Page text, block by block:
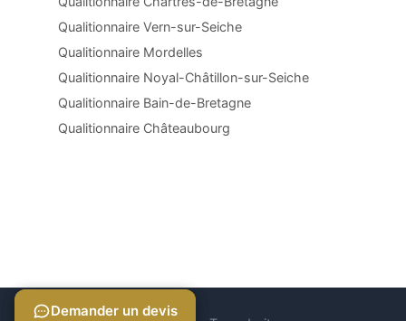
Qualitionnaire Vern-sur-Seiche
Qualitionnaire Mordelles
Qualitionnaire Noyal-Châtillon-sur-Seiche
Qualitionnaire Bain-de-Bretagne
Qualitionnaire Châteaubourg
Demander un devis
Demander un devis